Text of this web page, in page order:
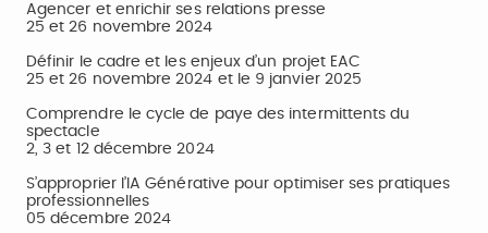
Agencer et enrichir ses relations presse
25 et 26 novembre 2024
Définir le cadre et les enjeux d’un projet EAC
25 et 26 novembre 2024 et le 9 janvier 2025
Comprendre le cycle de paye des intermittents du
spectacle
2, 3 et 12 décembre 2024
S’approprier l’IA Générative pour optimiser ses pratiques
professionnelles
05 décembre 2024